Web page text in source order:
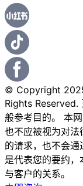
© Copyright 2025
Rights Reserved.
般参考目的。 本
也不应被视为对
的请求，也不会
是代表您的要约
与客户的关系。